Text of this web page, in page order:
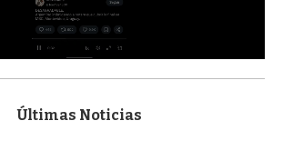
Últimas Noticias